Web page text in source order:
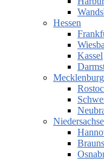
Hessen
Kassel